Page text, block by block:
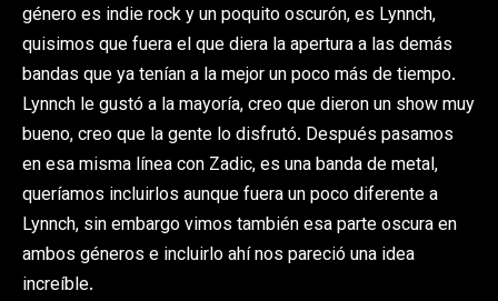
género es indie rock y un poquito oscurón, es Lynnch,
quisimos que fuera el que diera la apertura a las demás
bandas que ya tenían a la mejor un poco más de tiempo.
Lynnch le gustó a la mayoría, creo que dieron un show muy
bueno, creo que la gente lo disfrutó. Después pasamos
en esa misma línea con Zadic, es una banda de metal,
queríamos incluirlos aunque fuera un poco diferente a
Lynnch, sin embargo vimos también esa parte oscura en
ambos géneros e incluirlo ahí nos pareció una idea
increíble.